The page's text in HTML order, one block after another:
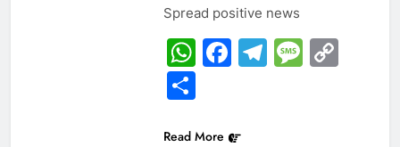
Spread positive news
WhatsApp
Facebook
Telegram
Share
Read More